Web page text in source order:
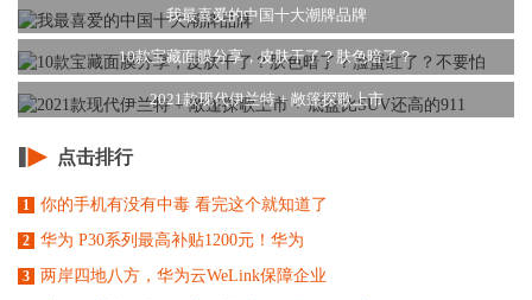
我最喜爱的中国十大潮牌品牌
10款宝藏面膜分享，皮肤干了？肤色暗了？
2021款现代伊兰特 + ​敞篷探歌上市
点击排行
1 你的手机有没有中毒 看完这个就知道了
2 华为 P30系列最高补贴1200元！华为
3 两岸四地八方，华为云WeLink保障企业